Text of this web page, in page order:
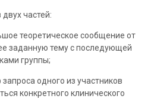
частей:
теоретическое сообщение от
заданную тему с последующей
группы;
одного из участников
конкретного клинического